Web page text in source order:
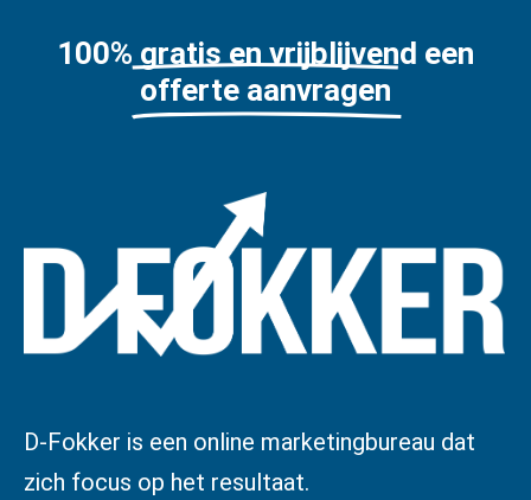
100% gratis en vrijblijvend een
offerte aanvragen
D-Fokker is een online marketingbureau dat
zich focus op het resultaat.